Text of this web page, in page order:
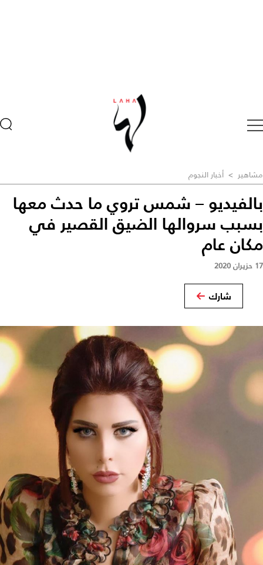
مشاهير > أخبار النجوم
بالفيديو – شمس تروي ما حدث معها
بسبب سروالها الضيق القصير في
مكان عام
17 حزيران 2020
شارك